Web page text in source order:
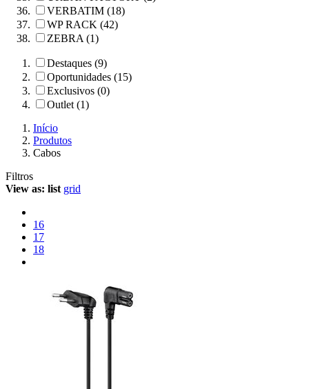
VERBATIM (18)
WP RACK (42)
ZEBRA (1)
Destaques (9)
Oportunidades (15)
Exclusivos (0)
Outlet (1)
Início
Produtos
Cabos
Filtros
View as: list grid
16
17
18